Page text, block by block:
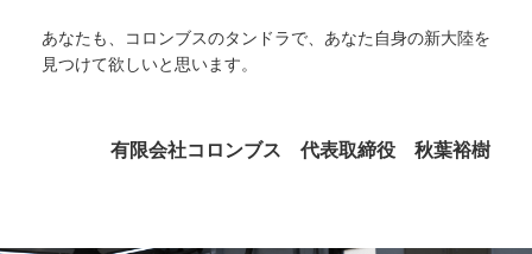
あなたも、コロンブスのタンドラで、あなた自身の新大陸を
見つけて欲しいと思います。
有限会社コロンブス 代表取締役 秋葉裕樹